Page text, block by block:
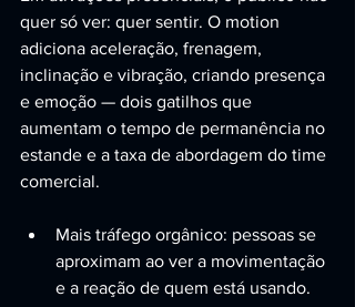
quer só ver: quer sentir. O motion
adiciona aceleração, frenagem,
inclinação e vibração, criando presença
e emoção — dois gatilhos que
aumentam o tempo de permanência no
estande e a taxa de abordagem do time
comercial.
Mais tráfego orgânico: pessoas se
aproximam ao ver a movimentação
e a reação de quem está usando.